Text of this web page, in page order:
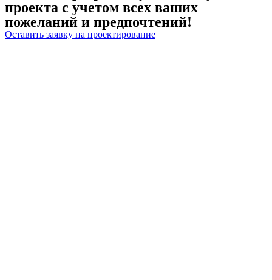
проекта с учетом всех ваших
пожеланий и предпочтений!
Оставить заявку на проектирование